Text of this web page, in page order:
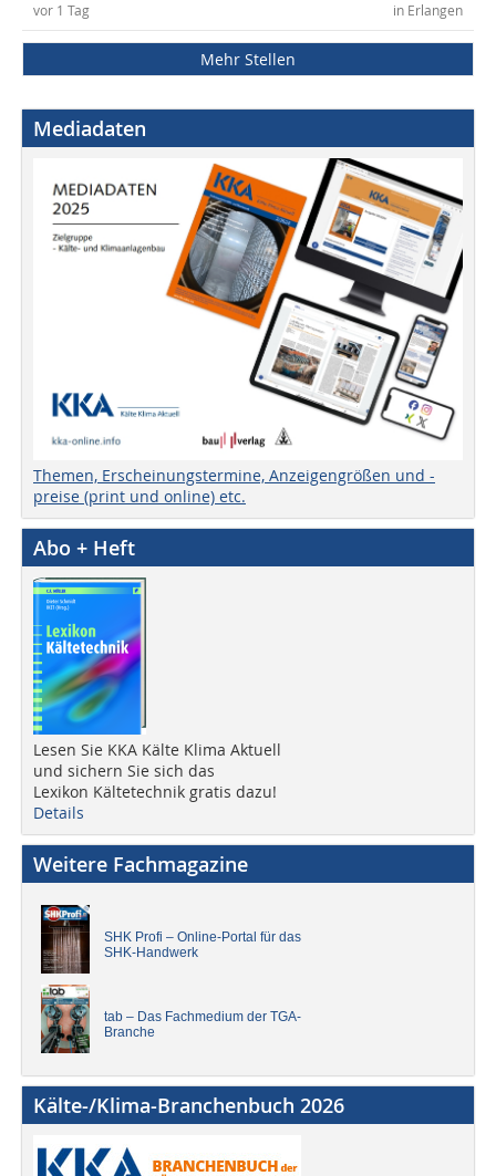
in Erlangen
vor 1 Tag
Mehr Stellen
Mediadaten
Themen, Erscheinungstermine, Anzeigengrößen und -
preise (print und online) etc.
Abo + Heft
Lesen Sie KKA Kälte Klima Aktuell
und sichern Sie sich das
Lexikon Kältetechnik gratis dazu!
Details
Weitere Fachmagazine
SHK Profi – Online-Portal für das
SHK-Handwerk
tab – Das Fachmedium der TGA-
Branche
Kälte-/Klima-Branchenbuch 2026